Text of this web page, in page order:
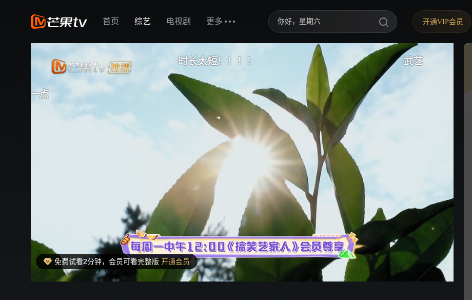
首页 综艺 电视剧 更多
密室大逃脱 第八季
御廷谣
歌手2026
中餐厅·南洋拾光季
快乐老家
忙忙碌碌寻宝藏2
我们的宿舍·归心季
爸爸当家 第五季
开通VIP会员
时长太短！！！！ 武艺
免费试看2分钟，会员可看完整版 开通会员